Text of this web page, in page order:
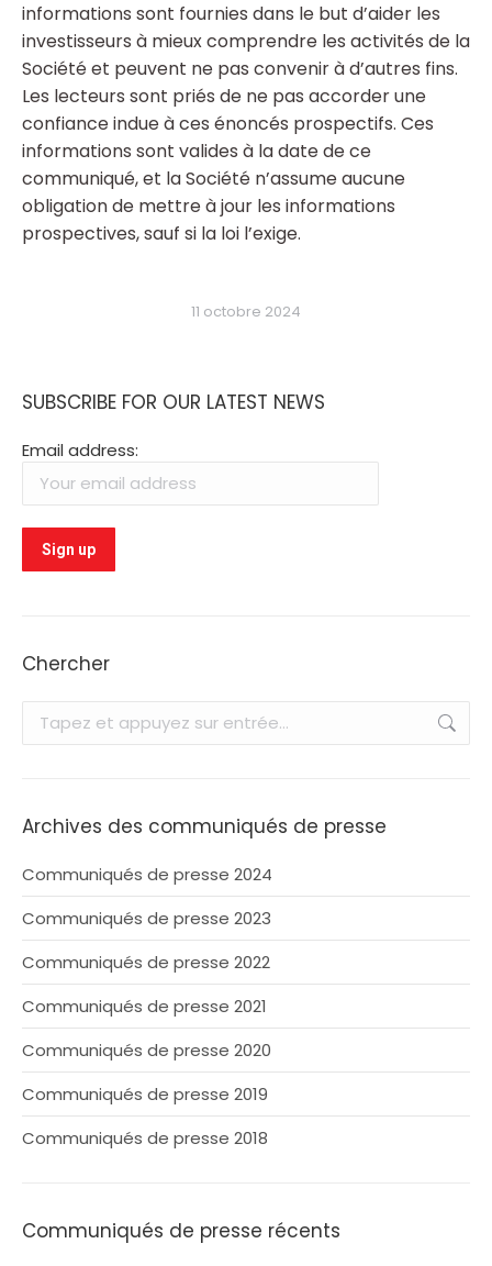
informations sont fournies dans le but d’aider les
investisseurs à mieux comprendre les activités de la
Société et peuvent ne pas convenir à d’autres fins.
Les lecteurs sont priés de ne pas accorder une
confiance indue à ces énoncés prospectifs. Ces
informations sont valides à la date de ce
communiqué, et la Société n’assume aucune
obligation de mettre à jour les informations
prospectives, sauf si la loi l’exige.
11 octobre 2024
SUBSCRIBE FOR OUR LATEST NEWS
Email address:
Chercher
Archives des communiqués de presse
Communiqués de presse 2024
Communiqués de presse 2023
Communiqués de presse 2022
Communiqués de presse 2021
Communiqués de presse 2020
Communiqués de presse 2019
Communiqués de presse 2018
Communiqués de presse récents